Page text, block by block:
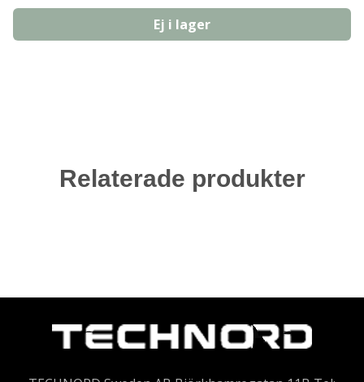
Ej i lager
Relaterade produkter